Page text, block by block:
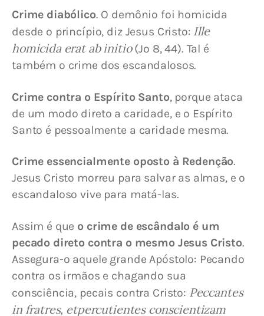
Crime diabólico. O demônio foi homicida
desde o princípio, diz Jesus Cristo: Ille
homicida erat ab initio (Jo 8, 44). Tal é
também o crime dos escandalosos.
Crime contra o Espírito Santo, porque ataca
de um modo direto a caridade, e o Espírito
Santo é pessoalmente a caridade mesma.
Crime essencialmente oposto à Redenção.
Jesus Cristo morreu para salvar as almas, e o
escandaloso vive para matá-las.
Assim é que o crime de escândalo é um
pecado direto contra o mesmo Jesus Cristo.
Assegura-o aquele grande Apóstolo: Pecando
contra os irmãos e chagando sua
consciência, pecais contra Cristo: Peccantes
in fratres, etpercutientes conscientizam